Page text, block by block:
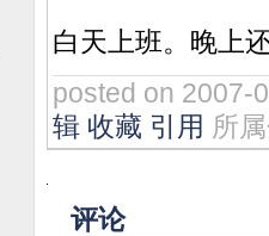
白天上班。晚上
posted on 2007-
辑 收藏 引用 所
评论